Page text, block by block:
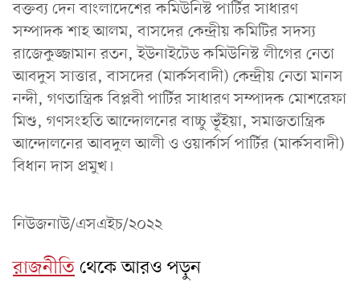
বক্তব্য দেন বাংলাদেশের কমিউনিস্ট পার্টির সাধারণ
সম্পাদক শাহ আলম, বাসদের কেন্দ্রীয় কমিটির সদস্য
রাজেকুজ্জামান রতন, ইউনাইটেড কমিউনিস্ট লীগের নেতা
আবদুস সাত্তার, বাসদের (মার্কসবাদী) কেন্দ্রীয় নেতা মানস
নন্দী, গণতান্ত্রিক বিপ্লবী পার্টির সাধারণ সম্পাদক মোশরেফা
মিশু, গণসংহতি আন্দোলনের বাচ্চু ভূঁইয়া, সমাজতান্ত্রিক
আন্দোলনের আবদুল আলী ও ওয়ার্কার্স পার্টির (মার্কসবাদী)
বিধান দাস প্রমুখ।
নিউজনাউ/এসএইচ/২০২২
রাজনীতিথেকে আরও পড়ুন